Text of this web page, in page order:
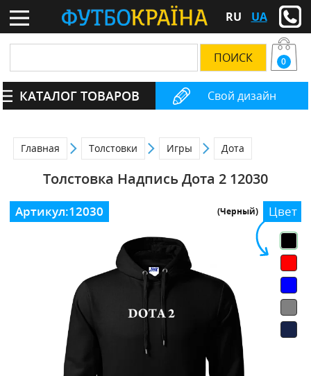
RU UA
Свой дизайн
0
КАТАЛОГ ТОВАРОВ
Главная Толстовки Игры Дота
Толстовка Надпись Дота 2 12030
Цвет
(Черный)
Артикул:12030